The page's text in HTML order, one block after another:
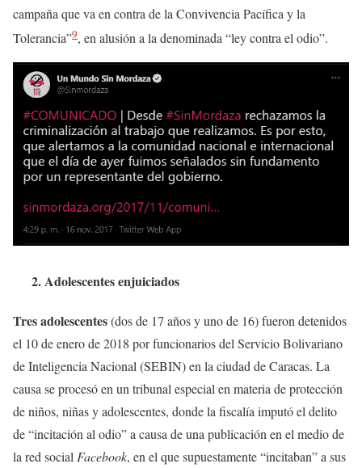
campaña que va en contra de la Convivencia Pacífica y la
Tolerancia”9, en alusión a la denominada “ley contra el odio”.
2. Adolescentes enjuiciados
Tres adolescentes(dos de 17 años y uno de 16) fueron detenidos
el 10 de enero de 2018 por funcionarios del Servicio Bolivariano
de Inteligencia Nacional (SEBIN) en la ciudad de Caracas. La
causa se procesó en un tribunal especial en materia de protección
de niños, niñas y adolescentes, donde la fiscalía imputó el delito
de “incitación al odio” a causa de una publicación en el medio de
la red social Facebook, en el que supuestamente “incitaban” a sus